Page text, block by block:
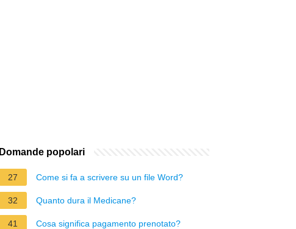
Domande popolari
27 Come si fa a scrivere su un file Word?
32 Quanto dura il Medicane?
41 Cosa significa pagamento prenotato?